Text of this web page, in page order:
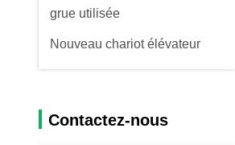
grue utilisée
Nouveau chariot élévateur
Contactez-nous